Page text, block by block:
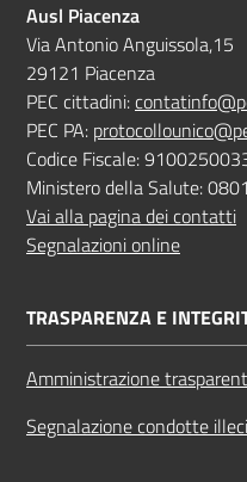
Ausl Piacenza
Via Antonio Anguissola,15
29121 Piacenza
PEC cittadini:
PEC PA:
Codice Fiscale:
Ministero della Salute:
Vai alla pagina dei contatti
Segnalazioni online
TRASPARENZA E
Amministrazione
Segnalazione condotte